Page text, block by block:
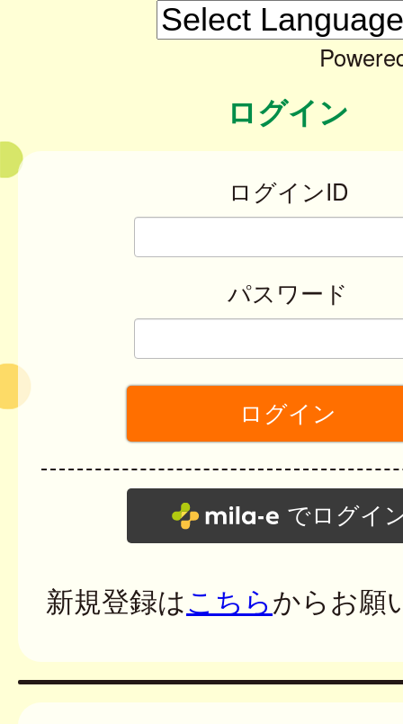
ログイン
ログインID
パスワード
でログイ
新規登録はこちらからお願